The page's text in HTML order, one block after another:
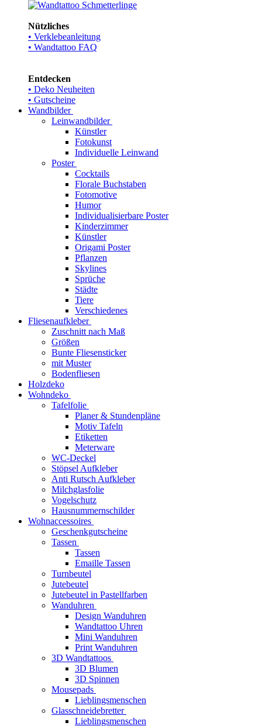
Nützliches
• Verklebeanleitung
• Wandtattoo FAQ
Entdecken
• Deko Neuheiten
• Gutscheine
Wandbilder
Leinwandbilder
Künstler
Fotokunst
Individuelle Leinwand
Poster
Cocktails
Florale Buchstaben
Fotomotive
Humor
Individualisierbare Poster
Kinderzimmer
Künstler
Origami Poster
Pflanzen
Skylines
Sprüche
Städte
Tiere
Verschiedenes
Fliesenaufkleber
Zuschnitt nach Maß
Größen
Bunte Fliesensticker
mit Muster
Bodenfliesen
Holzdeko
Wohndeko
Tafelfolie
Planer & Stundenpläne
Motiv Tafeln
Etiketten
Meterware
WC-Deckel
Stöpsel Aufkleber
Anti Rutsch Aufkleber
Milchglasfolie
Vogelschutz
Hausnummernschilder
Wohnaccessoires
Geschenkgutscheine
Tassen
Tassen
Emaille Tassen
Turnbeutel
Jutebeutel
Jutebeutel in Pastellfarben
Wanduhren
Design Wanduhren
Wandtattoo Uhren
Mini Wanduhren
Print Wanduhren
3D Wandtattoos
3D Blumen
3D Spinnen
Mousepads
Lieblingsmenschen
Glasschneidebretter
Lieblingsmenschen